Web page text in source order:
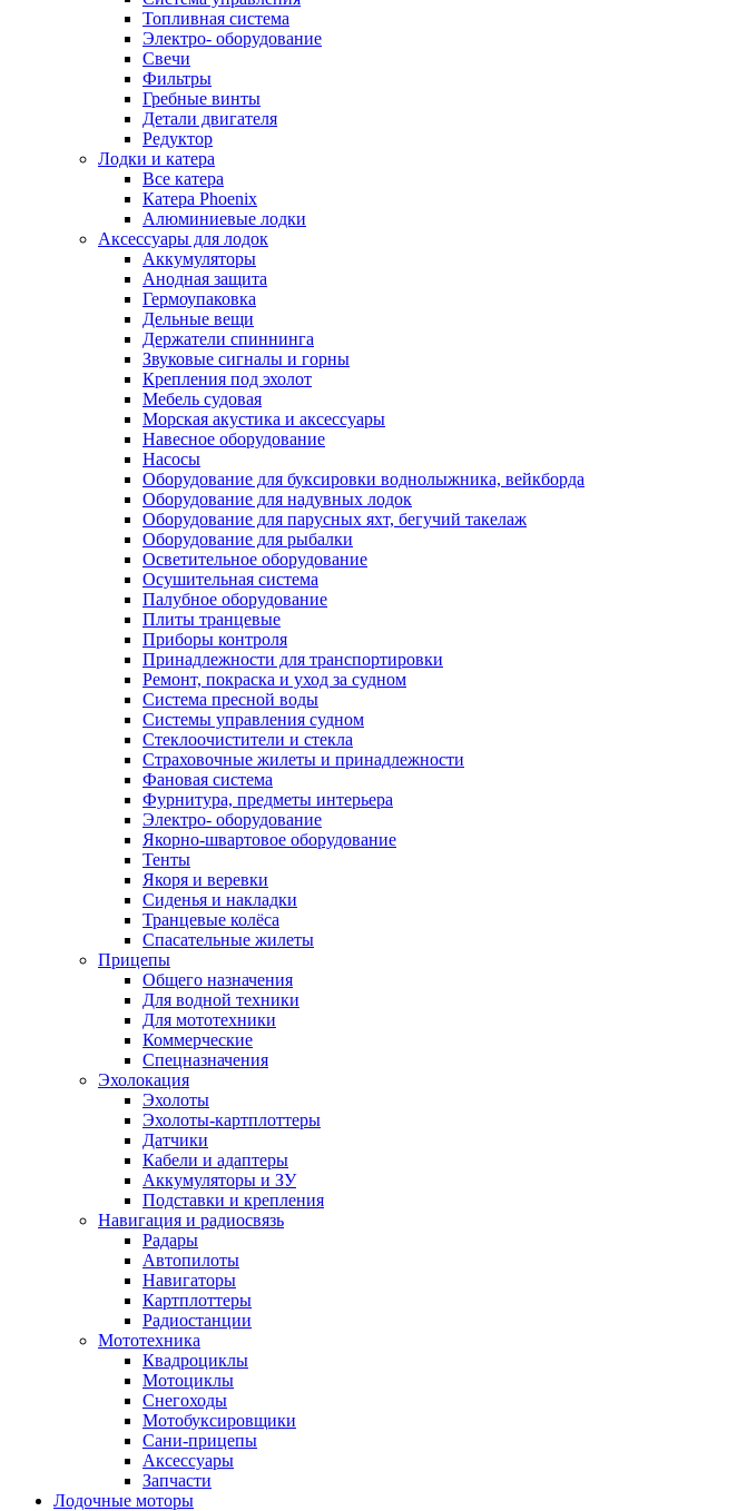
Топливная система
Электро- оборудование
Свечи
Фильтры
Гребные винты
Детали двигателя
Редуктор
Лодки и катера
Все катера
Катера Phoenix
Алюминиевые лодки
Аксессуары для лодок
Аккумуляторы
Анодная защита
Гермоупаковка
Дельные вещи
Держатели спиннинга
Звуковые сигналы и горны
Крепления под эхолот
Мебель судовая
Морская акустика и аксессуары
Навесное оборудование
Насосы
Оборудование для буксировки воднолыжника, вейкборда
Оборудование для надувных лодок
Оборудование для парусных яхт, бегучий такелаж
Оборудование для рыбалки
Осветительное оборудование
Осушительная система
Палубное оборудование
Плиты транцевые
Приборы контроля
Принадлежности для транспортировки
Ремонт, покраска и уход за судном
Система пресной воды
Системы управления судном
Стеклоочистители и стекла
Страховочные жилеты и принадлежности
Фановая система
Фурнитура, предметы интерьера
Электро- оборудование
Якорно-швартовое оборудование
Тенты
Якоря и веревки
Сиденья и накладки
Транцевые колёса
Спасательные жилеты
Прицепы
Общего назначения
Для водной техники
Для мототехники
Коммерческие
Спецназначения
Эхолокация
Эхолоты
Эхолоты-картплоттеры
Датчики
Кабели и адаптеры
Аккумуляторы и ЗУ
Подставки и крепления
Навигация и радиосвязь
Радары
Автопилоты
Навигаторы
Картплоттеры
Радиостанции
Мототехника
Квадроциклы
Мотоциклы
Снегоходы
Мотобуксировщики
Сани-прицепы
Аксессуары
Запчасти
Лодочные моторы